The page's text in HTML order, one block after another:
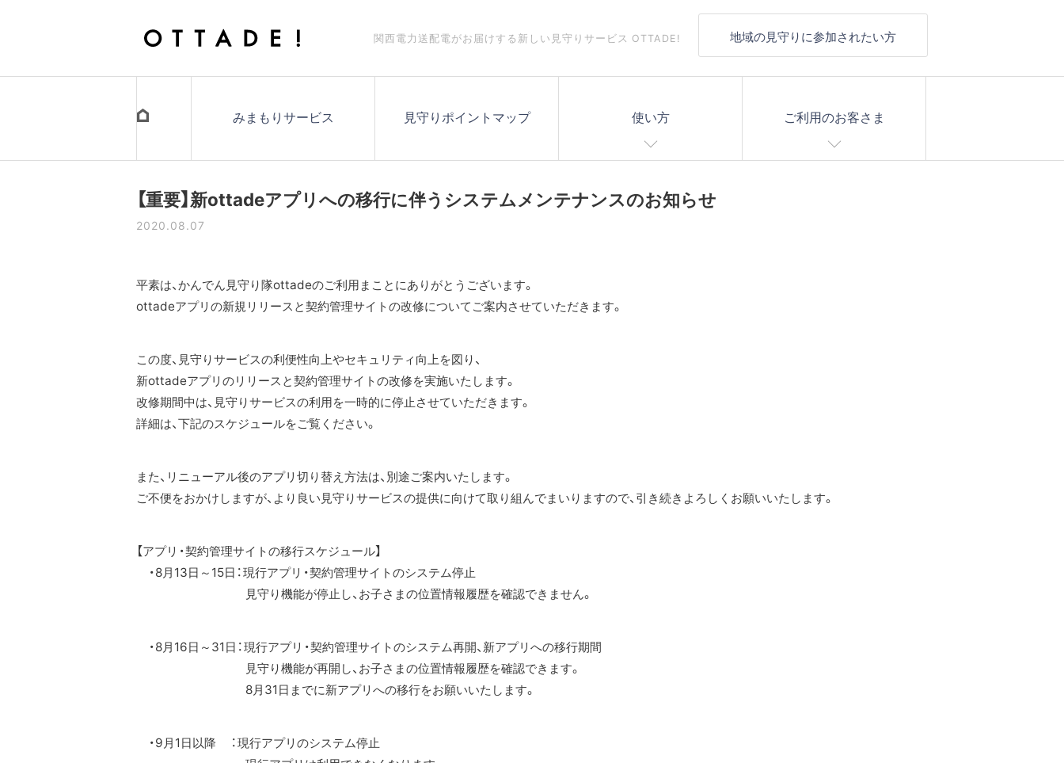
関西電力送配電がお届けする 新しい見守りサービス OTTADE! 地域の見守りに参加されたい方
みまもりサービス 見守りポイントマップ 使い方 ご利用のお客さま
【重要】新ottadeアプリへの移行に伴うシステムメンテナンスのお知らせ
2020.08.07
平素は、かんでん見守り隊ottadeのご利用まことにありがとうございます。
ottadeアプリの新規リリースと契約管理サイトの改修についてご案内させていただきます。
この度、見守りサービスの利便性向上やセキュリティ向上を図り、
新ottadeアプリのリリースと契約管理サイトの改修を実施いたします。
改修期間中は、見守りサービスの利用を一時的に停止させていただきます。
詳細は、下記のスケジュールをご覧ください。
また、リニューアル後のアプリ切り替え方法は、別途ご案内いたします。
ご不便をおかけしますが、より良い見守りサービスの提供に向けて取り組んでまいりますので、引き続きよろしくお願いいたします。
【アプリ・契約管理サイトの移行スケジュール】
・8月13日～15日：現行アプリ・契約管理サイトのシステム停止
見守り機能が停止し、お子さまの位置情報履歴を確認できません。
・8月16日～31日：現行アプリ・契約管理サイトのシステム再開、新アプリへの移行期間
見守り機能が再開し、お子さまの位置情報履歴を確認できます。
8月31日までに新アプリへの移行をお願いいたします。
・9月1日以降 ：現行アプリのシステム停止